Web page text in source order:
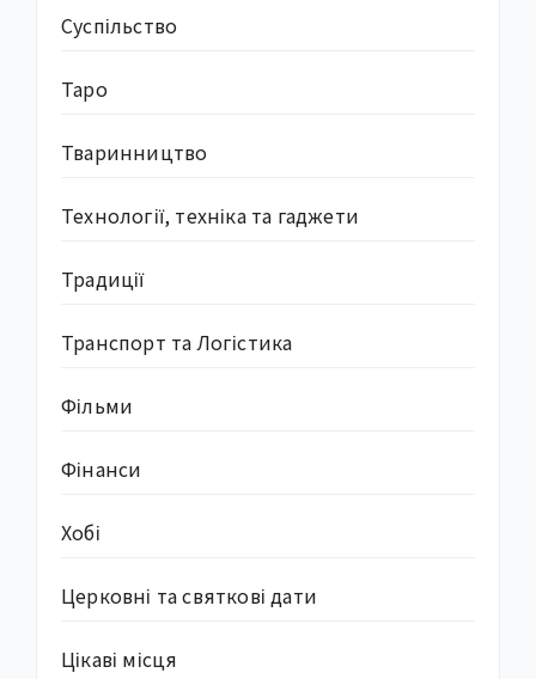
Суcпільство
Таро
Тваринництво
Технології, техніка та гаджети
Традиції
Транспорт та Логістика
Фільми
Фінанси
Хобі
Церковні та святкові дати
Цікаві місця